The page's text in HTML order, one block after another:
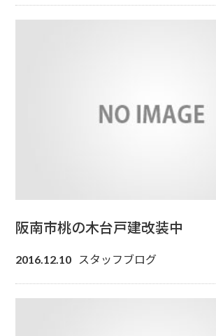
阪南市桃の木台戸建改装中
2016.12.10 スタッフブログ